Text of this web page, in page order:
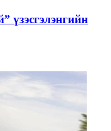
үзэсгэлэнгийн